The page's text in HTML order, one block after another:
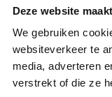
Deze website
We gebruiken
websiteverkeer te
media, adverteren
verstrekt of die ze